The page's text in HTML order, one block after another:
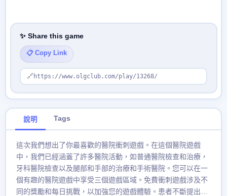
✨ Share this game
📋 Copy Link
🔗 https://www.olgclub.com/play/13268/
說明 Tags
這次我們想出了你最喜歡的醫院衝刺遊戲。在這個醫院遊戲
中，我們已經涵蓋了許多醫院活動，如普通醫院檢查和治療，
牙科醫院檢查以及腿部和手部的治療和手術醫院。您可以在一
個有趣的醫院遊戲中享受三個遊戲區域。免費衝刺遊戲涉及不
同的獎勵和每日挑戰，以加強您的遊戲體驗。患者不斷提出他